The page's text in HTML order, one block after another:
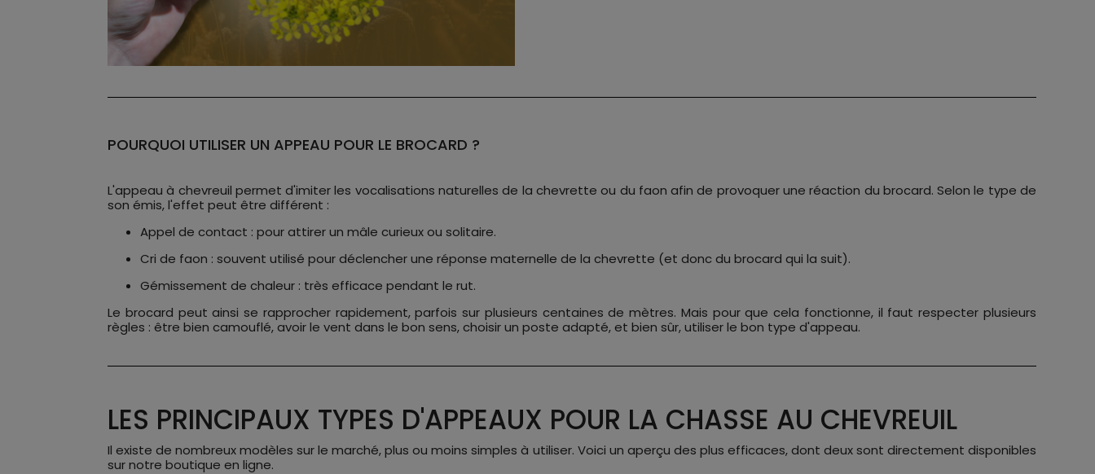
POURQUOI UTILISER UN APPEAU POUR LE BROCARD ?
L'appeau à chevreuil permet d'imiter les vocalisations naturelles de la chevrette ou du faon afin de provoquer une réaction du brocard. Selon le type de
son émis, l'effet peut être différent :
Appel de contact : pour attirer un mâle curieux ou solitaire.
Cri de faon : souvent utilisé pour déclencher une réponse maternelle de la chevrette (et donc du brocard qui la suit).
Gémissement de chaleur : très efficace pendant le rut.
Le brocard peut ainsi se rapprocher rapidement, parfois sur plusieurs centaines de mètres. Mais pour que cela fonctionne, il faut respecter plusieurs
règles : être bien camouflé, avoir le vent dans le bon sens, choisir un poste adapté, et bien sûr, utiliser le bon type d'appeau.
LES PRINCIPAUX TYPES D'APPEAUX POUR LA CHASSE AU CHEVREUIL
Il existe de nombreux modèles sur le marché, plus ou moins simples à utiliser. Voici un aperçu des plus efficaces, dont deux sont directement disponibles
sur notre boutique en ligne.